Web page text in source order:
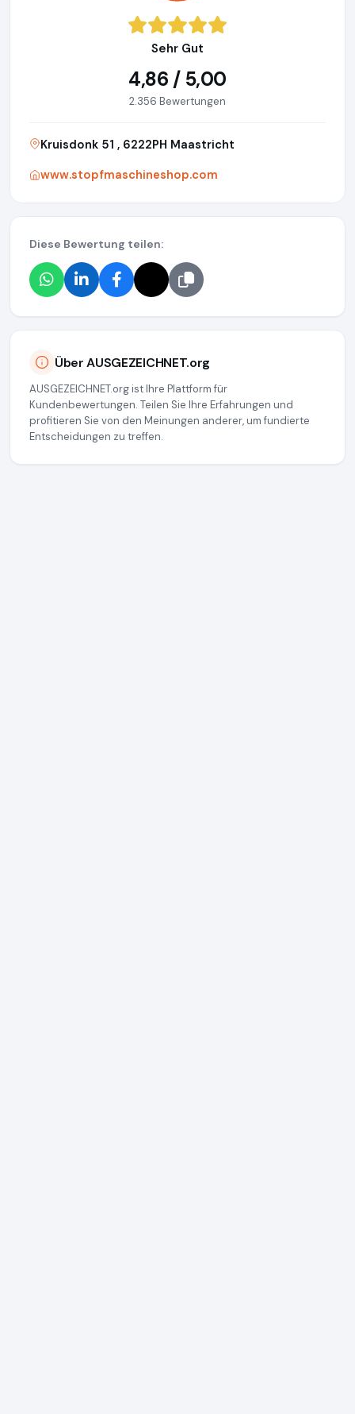
Sehr Gut
4,86 / 5,00
2.356 Bewertungen
Kruisdonk 51 , 6222PH Maastricht
www.stopfmaschineshop.com
Diese Bewertung teilen:
Über AUSGEZEICHNET.org
AUSGEZEICHNET.org ist Ihre Plattform für
Kundenbewertungen. Teilen Sie Ihre Erfahrungen und
profitieren Sie von den Meinungen anderer, um fundierte
Entscheidungen zu treffen.